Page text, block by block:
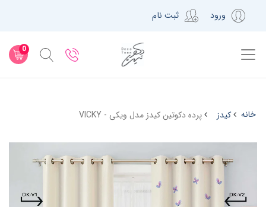
ورود ثبت نام
0
خانه کیدز پرده دکوتین کیدز مدل ویکی - VICKY